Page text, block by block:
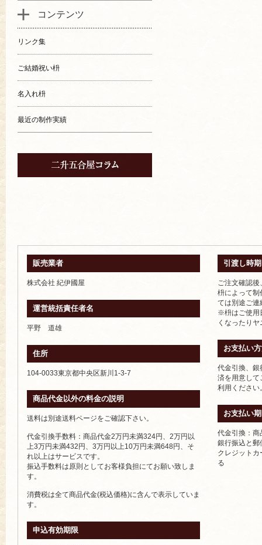
コンテンツ
リンク集
ご結婚祝い枡
名入れ枡
最近の制作実績
販売業者
株式会社 紀伊國屋
運営統括責任者名
平野 道雄
住所
104-0033東京都中央区新川1-3-7
商品代金以外の料金の説明
送料は別途送料ページをご確認下さい。
代金引換手数料：商品代金2万円未満324円、2万円以
上3万円未満432円、3万円以上10万円未満648円、そ
れ以上はサービスです。
振込手数料は原則としてお客様負担にてお願い致しま
す。
消費税は全て商品代金(税込価格)に含んで表示していま
す。
申込有効期限
引渡し時期
ご注文確認
枡によって制
ては別途ご連
※枡はご使用
くなったり
お支払い
代金引換、銀
済を用意して
利用ください
お支払い
代金引換：商
銀行振込と郵
クレジット
る